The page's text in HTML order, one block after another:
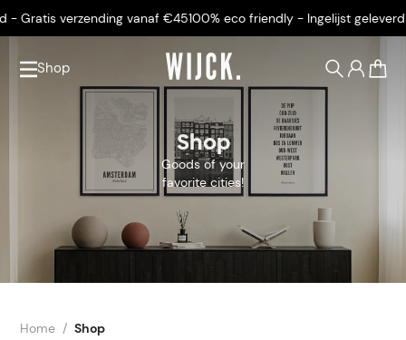
verzending vanaf €45100% eco friendly - Ingelijst geleverd -
Shop
Shop
Goods of your
favorite cities!
Home Shop